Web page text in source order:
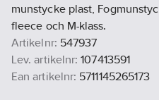
munstycke plast,
fleece och M-klass.
Artikelnr: 547937
Lev. artikelnr: 107413591
Ean artikelnr: 5711145265173